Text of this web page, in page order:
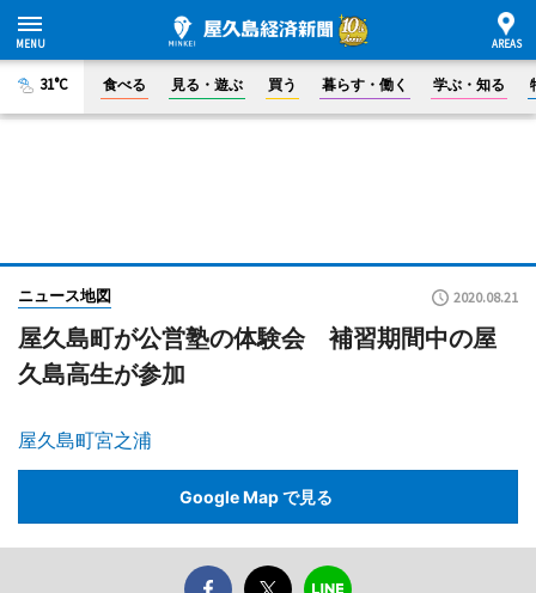
31°C 食べる 見る・遊ぶ 買う 暮らす・働く 学ぶ・知る
ニュース地図 2020.08.21
屋久島町が公営塾の体験会 補習期間中の屋
久島高生が参加
屋久島町宮之浦
Google Map で見る